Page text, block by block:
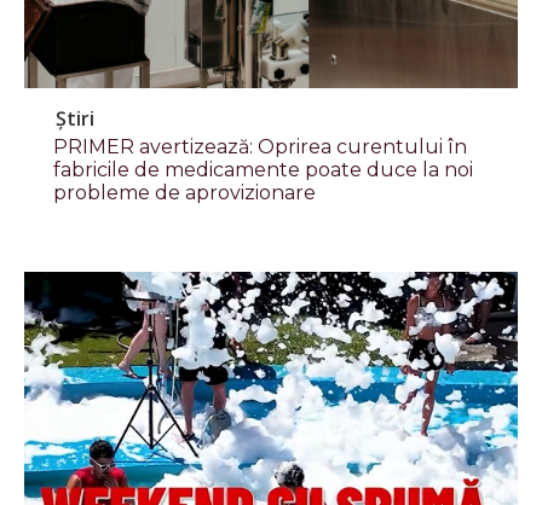
Știri
PRIMER avertizează: Oprirea curentului în
fabricile de medicamente poate duce la noi
probleme de aprovizionare